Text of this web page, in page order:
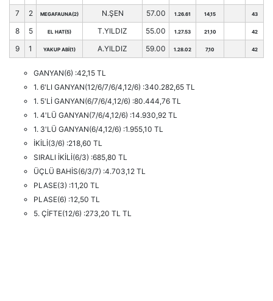
7 2 MEGAFAUNA(2) N.ŞEN 57.00 1.26.61 14,15 43
8 5 EL HAT(5) T.YILDIZ 55.00 1.27.53 21,10 42
9 1 YAKUP ABİ(1) A.YILDIZ 59.00 1.28.02 7,10 42
GANYAN(6) :42,15 TL
1. 6'LI GANYAN(12/6/7/6/4,12/6) :340.282,65 TL
1. 5'Lİ GANYAN(6/7/6/4,12/6) :80.444,76 TL
1. 4'LÜ GANYAN(7/6/4,12/6) :14.930,92 TL
1. 3'LÜ GANYAN(6/4,12/6) :1.955,10 TL
İKİLİ(3/6) :218,60 TL
SIRALI İKİLİ(6/3) :685,80 TL
ÜÇLÜ BAHİS(6/3/7) :4.703,12 TL
PLASE(3) :11,20 TL
PLASE(6) :12,50 TL
5. ÇİFTE(12/6) :273,20 TL TL